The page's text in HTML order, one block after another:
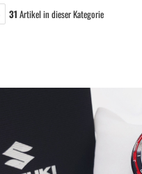
31 Artikel in dieser Kategorie